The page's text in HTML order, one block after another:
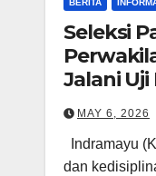
BERITA
Seleksi
Jalani
MAY 6, 2026
Indramayu
dan